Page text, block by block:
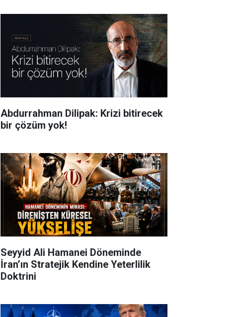
Abdurrahman Dilipak: Krizi bitirecek
bir çözüm yok!
Seyyid Ali Hamanei Döneminde
İran’ın Stratejik Kendine Yeterlilik
Doktrini